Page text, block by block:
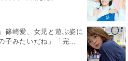
篠崎愛、女児と遊ぶ姿に
子みたいだね」「完...